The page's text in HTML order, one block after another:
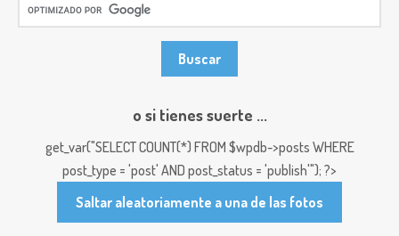
o si tienes suerte ...
get_var("SELECT COUNT(*) FROM $wpdb->posts WHERE
post_type = 'post' AND post_status = 'publish'"); ?>
Saltar aleatoriamente a una de las fotos